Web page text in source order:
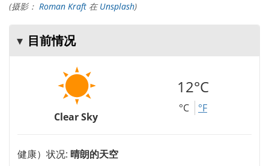
(摄影： Roman Kraft 在Unsplash)
目前情况
Clear Sky
12°C
°C °F
健康）状况: 晴朗的天空